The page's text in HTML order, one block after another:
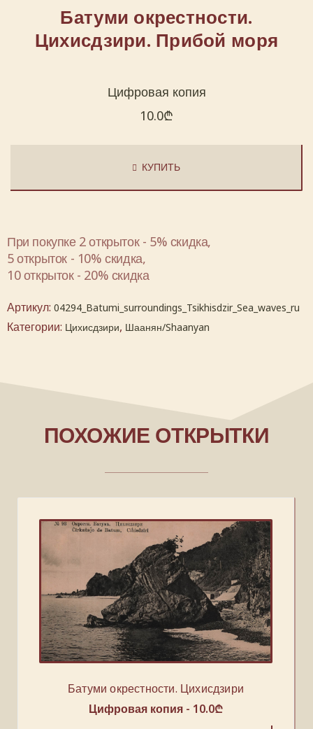
Батуми окрестности.
Цихисдзири. Прибой моря
Цифровая копия
10.0₾
КУПИТЬ
При покупке 2 открыток - 5% скидка,
5 открыток - 10% скидка,
10 открыток - 20% скидка
Артикул: 04294_Batumi_surroundings_Tsikhisdzir_Sea_waves_ru
Категории: Цихисдзири, Шаанян/Shaanyan
ПОХОЖИЕ ОТКРЫТКИ
Батуми окрестности. Цихисдзири
Цифровая копия - 10.0₾